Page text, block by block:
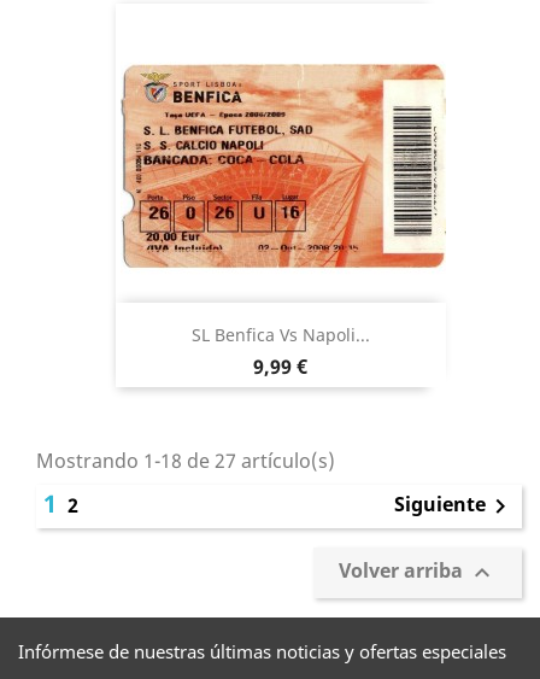
SL Benfica Vs Napoli...
Precio
9,99 €
Mostrando 1-18 de 27 artículo(s)
1 2 Siguiente 
Volver arriba 
Infórmese de nuestras últimas noticias y ofertas especiales